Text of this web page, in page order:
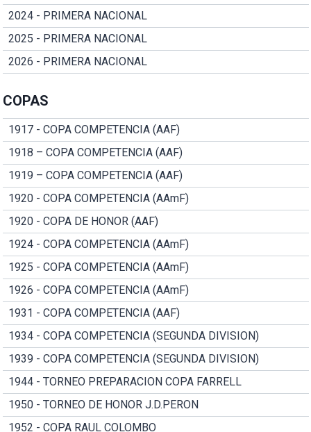
2024 - PRIMERA NACIONAL
2025 - PRIMERA NACIONAL
2026 - PRIMERA NACIONAL
COPAS
1917 - COPA COMPETENCIA (AAF)
1918 – COPA COMPETENCIA (AAF)
1919 – COPA COMPETENCIA (AAF)
1920 - COPA COMPETENCIA (AAmF)
1920 - COPA DE HONOR (AAF)
1924 - COPA COMPETENCIA (AAmF)
1925 - COPA COMPETENCIA (AAmF)
1926 - COPA COMPETENCIA (AAmF)
1931 - COPA COMPETENCIA (AAF)
1934 - COPA COMPETENCIA (SEGUNDA DIVISION)
1939 - COPA COMPETENCIA (SEGUNDA DIVISION)
1944 - TORNEO PREPARACION COPA FARRELL
1950 - TORNEO DE HONOR J.D.PERON
1952 - COPA RAUL COLOMBO